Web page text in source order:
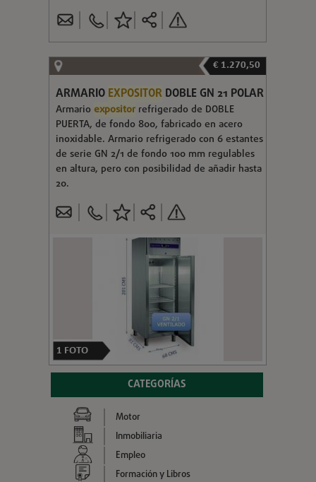
€ 1.270,50
ARMARIO EXPOSITORDOBLE GN 21 POLAR
Armarioexpositorrefrigerado de DOBLE
PUERTA, de fondo 800, fabricado en acero
inoxidable. Armario refrigerado con 6 estantes
de serie GN 2/1 de fondo 100 mm regulables
en altura, pero con posibilidad de añadir hasta
20.
1 FOTO
CATEGORÍAS
Motor
Inmobiliaria
Empleo
Formación y Libros